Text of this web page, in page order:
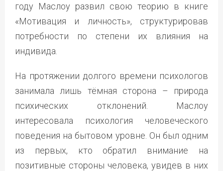
году Маслоу развил свою теорию в книге
«Мотивация и личность», структурировав
потребности по степени их влияния на
индивида.
На протяжении долгого времени психологов
занимала лишь тёмная сторона – природа
психических отклонений. Маслоу
интересовала психология человеческого
поведения на бытовом уровне. Он был одним
из первых, кто обратил внимание на
позитивные стороны человека, увидев в них